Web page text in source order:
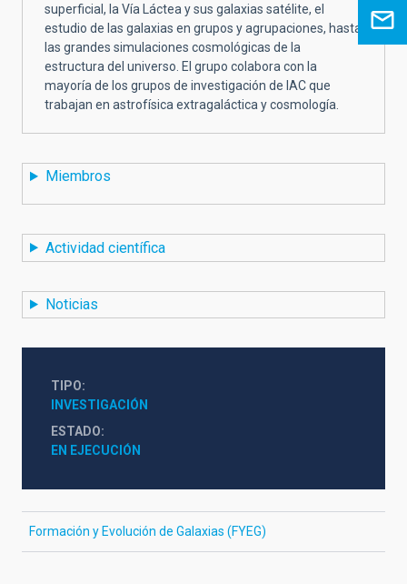
superficial, la Vía Láctea y sus galaxias satélite, el
estudio de las galaxias en grupos y agrupaciones, hasta
las grandes simulaciones cosmológicas de la
estructura del universo. El grupo colabora con la
mayoría de los grupos de investigación de IAC que
trabajan en astrofísica extragaláctica y cosmología.
Miembros
Actividad científica
Noticias
TIPO
INVESTIGACIÓN
ESTADO
EN EJECUCIÓN
Formación y Evolución de Galaxias (FYEG)